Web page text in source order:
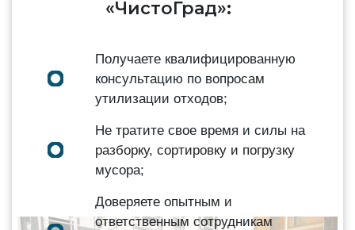
«ЧистоГрад»:
Получаете квалифицированную
консультацию по вопросам
утилизации отходов;
Не тратите свое время и силы на
разборку, сортировку и погрузку
мусора;
Доверяете опытным и
ответственным сотрудникам